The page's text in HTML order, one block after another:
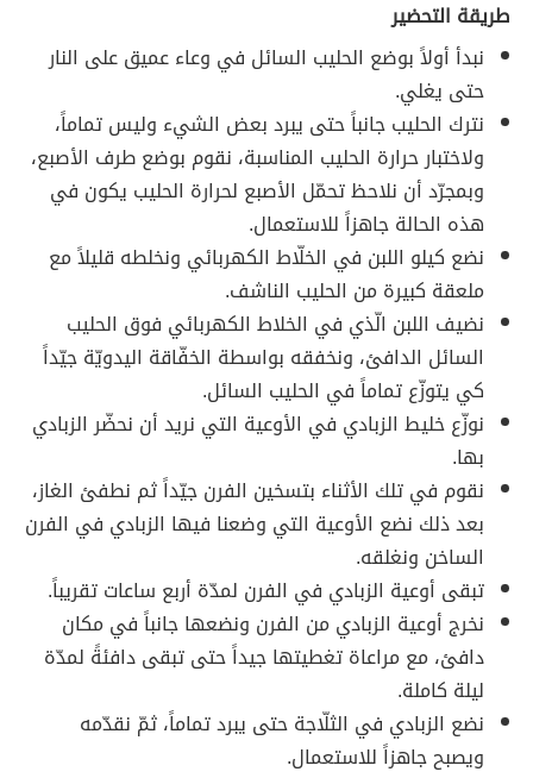
طريقة التحضير
نبدأ أولاً بوضع الحليب السائل في وعاء عميق على النار
حتى يغلي.
نترك الحليب جانباً حتى يبرد بعض الشيء وليس تماماً،
ولاختبار حرارة الحليب المناسبة، نقوم بوضع طرف الأصبع،
وبمجرّد أن نلاحظ تحمّل الأصبع لحرارة الحليب يكون في
هذه الحالة جاهزاً للاستعمال.
نضع كيلو اللبن في الخلّاط الكهربائي ونخلطه قليلاً مع
ملعقة كبيرة من الحليب الناشف.
نضيف اللبن الّذي في الخلاط الكهربائي فوق الحليب
السائل الدافئ، ونخفقه بواسطة الخفّاقة اليدويّة جيّداً
كي يتوزّع تماماً في الحليب السائل.
نوزّع خليط الزبادي في الأوعية التي نريد أن نحضّر الزبادي
بها.
نقوم في تلك الأثناء بتسخين الفرن جيّداً ثم نطفئ الغاز،
بعد ذلك نضع الأوعية التي وضعنا فيها الزبادي في الفرن
الساخن ونغلقه.
تبقى أوعية الزبادي في الفرن لمدّة أربع ساعات تقريباً.
نخرج أوعية الزبادي من الفرن ونضعها جانباً في مكان
دافئ، مع مراعاة تغطيتها جيداً حتى تبقى دافئةً لمدّة
ليلة كاملة.
نضع الزبادي في الثلّاجة حتى يبرد تماماً، ثمّ نقدّمه
ويصبح جاهزاً للاستعمال.